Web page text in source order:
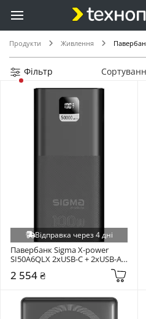
Продукти Живлення
Фільтр
Відправка через 4 дні
Павербанк Sigma X-power
SI50A6QLX 2xUSB-C + 2xUSB-A
2 554 ₴